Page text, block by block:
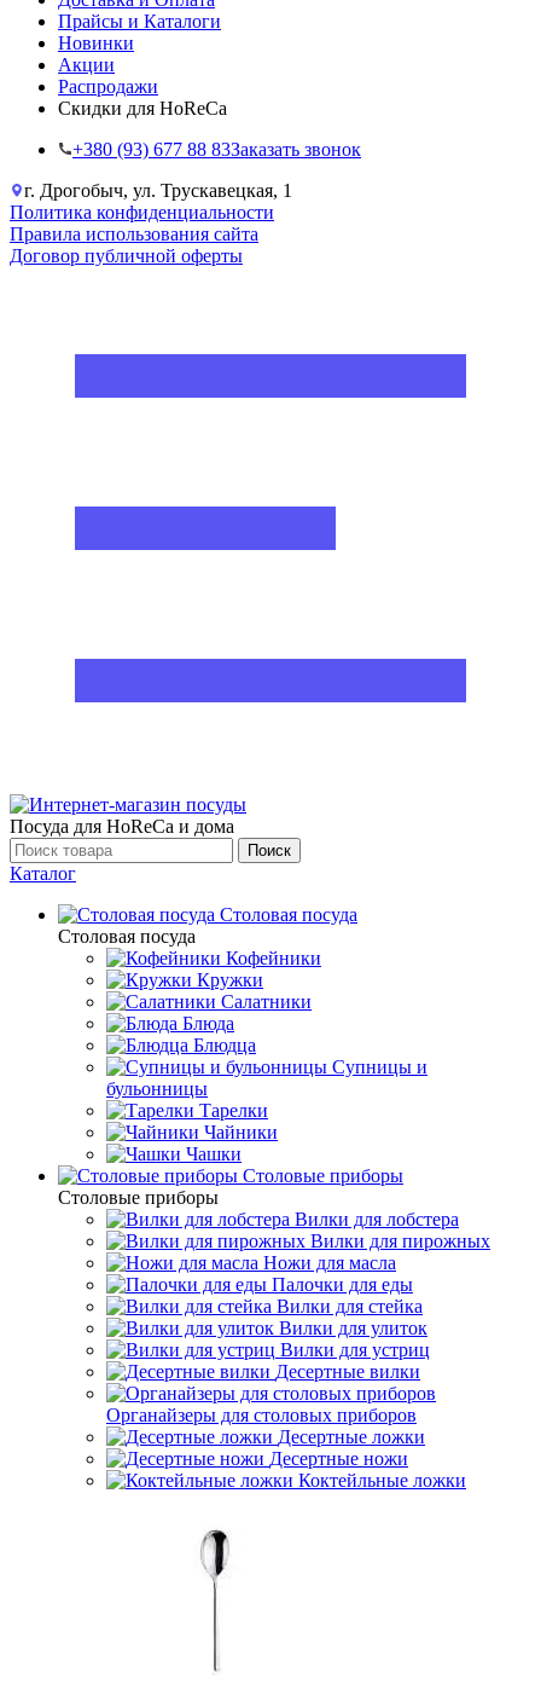
Прайсы и Каталоги
Новинки
Акции
Распродажи
Скидки для HoReCa
+38‎0 (93) 677 88 83Заказать звонок
г. Дрогобыч, ул. Трускавецкая, 1
Политика конфиденциальности
Правила использования сайта
Договор публичной оферты
Посуда для HoReCa и дома
Поиск
Каталог
Столовая посуда
Столовая посуда
Кофейники
Кружки
Салатники
Блюда
Блюдца
Супницы и
бульонницы
Тарелки
Чайники
Чашки
Cтоловые приборы
Cтоловые приборы
Вилки для лобстера
Вилки для пирожных
Ножи для масла
Палочки для еды
Вилки для стейка
Вилки для улиток
Вилки для устриц
Десертные вилки
Органайзеры для столовых приборов
Десертные ложки
Десертные ножи
Коктейльные ложки